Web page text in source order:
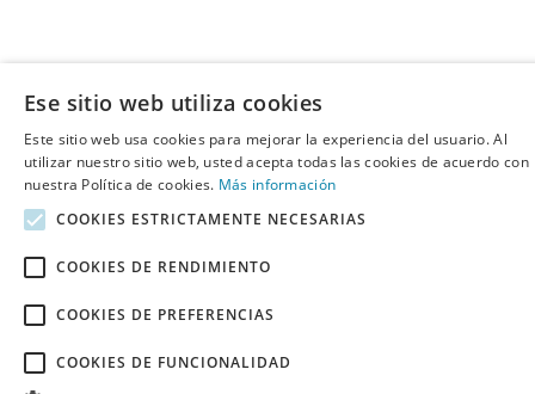
Ese sitio web utiliza cookies
Este sitio web usa cookies para mejorar la experiencia del usuario. Al
utilizar nuestro sitio web, usted acepta todas las cookies de acuerdo con
nuestra Política de cookies. Más información
COOKIES ESTRICTAMENTE NECESARIAS
COOKIES DE RENDIMIENTO
COOKIES DE PREFERENCIAS
COOKIES DE FUNCIONALIDAD